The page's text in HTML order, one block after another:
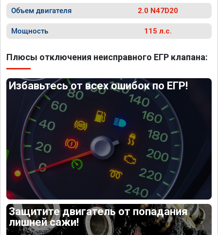
Объем двигателя 2.0 N47D20
Мощность 115 л.с.
Плюсы отключения неисправного ЕГР клапана:
Избавьтесь от всех ошибок по ЕГР!
Защитите двигатель от попадания
лишней сажи!